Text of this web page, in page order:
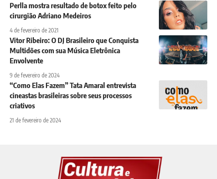
Perlla mostra resultado de botox feito pelo
cirurgião Adriano Medeiros
4 de fevereiro de 2021
Vitor Ribeiro: O DJ Brasileiro que Conquista
Multidões com sua Música Eletrônica
Envolvente
9 de fevereiro de 2024
“Como Elas Fazem” Tata Amaral entrevista
cineastas brasileiras sobre seus processos
criativos
21 de fevereiro de 2024